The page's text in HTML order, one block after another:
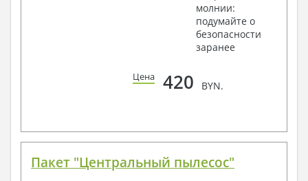
молнии:
подумайте о
безопасности
заранее
Цена 420 BYN.
Пакет "Центральный пылесос"